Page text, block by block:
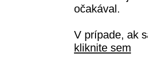
očakával.
V prípade, ak
kliknite sem